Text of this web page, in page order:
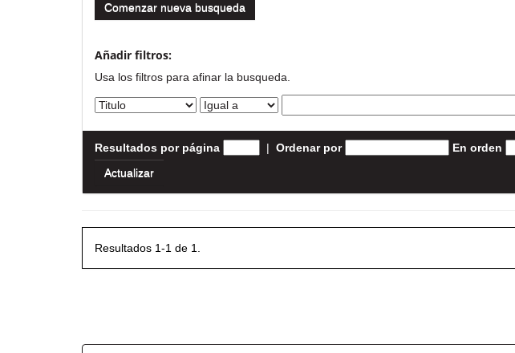
Comenzar nueva busqueda
Añadir filtros:
Usa los filtros para afinar la busqueda.
Resultados por página | Ordenar por En orden
Resultados 1-1 de 1.